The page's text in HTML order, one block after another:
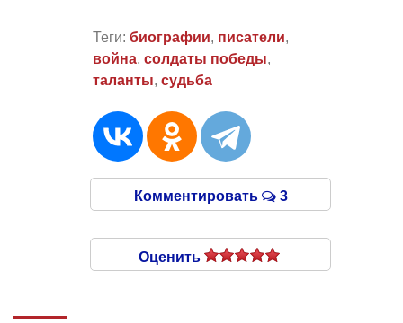
Теги: биографии, писатели,
война, солдаты победы,
таланты, судьба
Комментировать 3
Оценить